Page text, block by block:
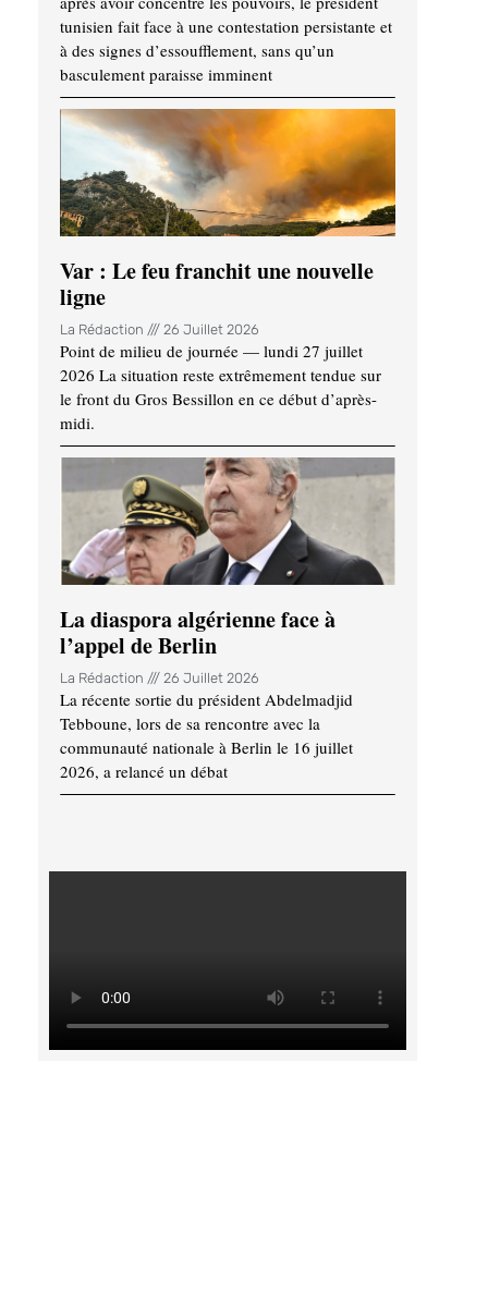
tunisien fait face à une contestation persistante et
à des signes d’essoufflement, sans qu’un
basculement paraisse imminent
Var : Le feu franchit une nouvelle
ligne
La Rédaction 26 Juillet 2026
Point de milieu de journée — lundi 27 juillet
2026 La situation reste extrêmement tendue sur
le front du Gros Bessillon en ce début d’après-
midi.
La diaspora algérienne face à
l’appel de Berlin
La Rédaction 26 Juillet 2026
La récente sortie du président Abdelmadjid
Tebboune, lors de sa rencontre avec la
communauté nationale à Berlin le 16 juillet
2026, a relancé un débat